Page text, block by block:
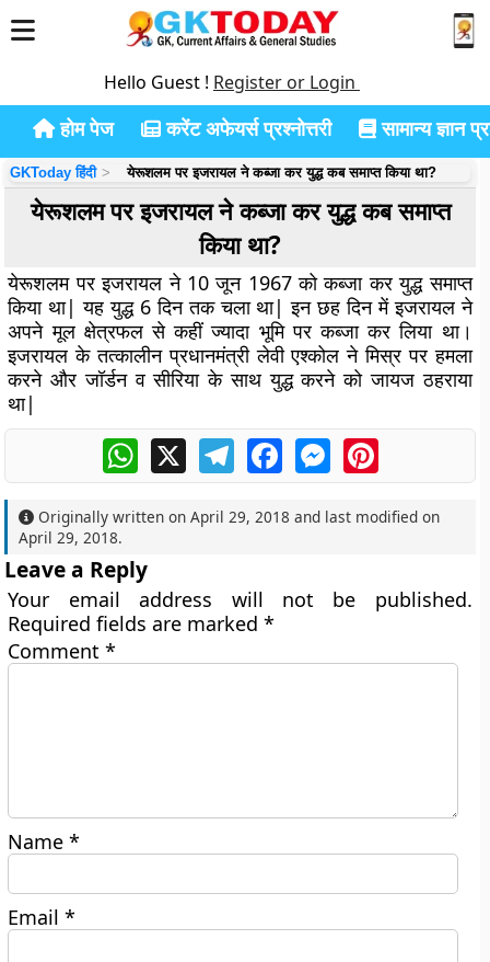
Hello Guest ! Register or Login
होम पेज करेंट अफेयर्स प्रश्नोत्तरी सामान्य ज्ञान
GKToday हिंदी येरूशलम पर इजरायल ने कब्जा कर युद्ध कब समाप्त किया था?
येरूशलम पर इजरायल ने कब्जा कर युद्ध कब समाप्त
किया था?
येरूशलम पर इजरायल ने 10 जून 1967 को कब्जा कर युद्ध समाप्त
किया था| यह युद्ध 6 दिन तक चला था| इन छह दिन में इजरायल ने
अपने मूल क्षेत्रफल से कहीं ज्यादा भूमि पर कब्जा कर लिया था।
इजरायल के तत्कालीन प्रधानमंत्री लेवी एश्कोल ने मिस्र पर हमला
करने और जॉर्डन व सीरिया के साथ युद्ध करने को जायज ठहराया
था|
WhatsApp
X TelegramFacebookMessengerPinterest
Originally written onApril 29, 2018 and last modified on
April 29, 2018.
Leave a Reply
Your email address will not be published.
Required fields are marked*
Comment*
Name*
Email*